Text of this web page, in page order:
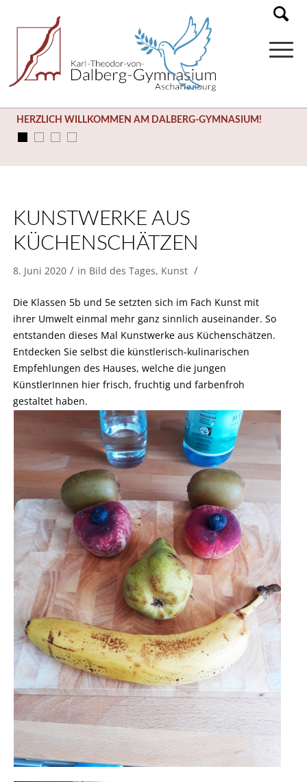
HERZLICH WILLKOMMEN AM DALBERG-GYMNASIUM!
KUNSTWERKE AUS
KÜCHENSCHÄTZEN
8. Juni 2020 / in Bild des Tages, Kunst /
Die Klassen 5b und 5e setzten sich im Fach Kunst mit
ihrer Umwelt einmal mehr ganz sinnlich auseinander. So
entstanden dieses Mal Kunstwerke aus Küchenschätzen.
Entdecken Sie selbst die künstlerisch-kulinarischen
Empfehlungen des Hauses, welche die jungen
KünstlerInnen hier frisch, fruchtig und farbenfroh
gestaltet haben.